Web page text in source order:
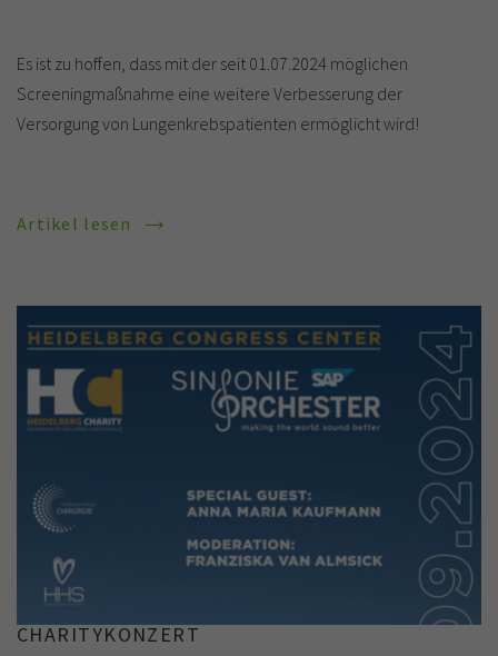
Es ist zu hoffen, dass mit der seit 01.07.2024 möglichen
Screeningmaßnahme eine weitere Verbesserung der
Versorgung von Lungenkrebspatienten ermöglicht wird!
Artikel lesen
CHARITYKONZERT